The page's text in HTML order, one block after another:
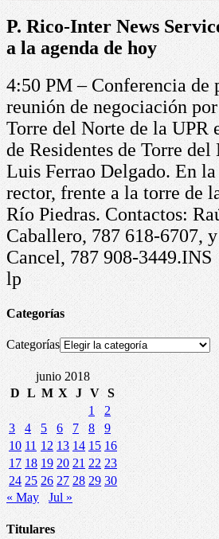
P. Rico-Inter News
a la agenda de hoy
4:50 PM – Conferencia de
reunión de negociación
Torre del Norte de la UPR
de Residentes de Torre
Luis Ferrao Delgado. En
rector, frente a la torre de
Río Piedras. Contactos:
Caballero, 787 618-6707,
Cancel, 787 908-3449.INS
lp
Categorías
Categorías
junio 2018
D L M X J V S
1
2
3
4 5 6 7 8
9
10 11 12 13 14 15 16
17 18 19 20 21 22 23
24 25 26 27 28 29 30
« May
Jul »
Titulares